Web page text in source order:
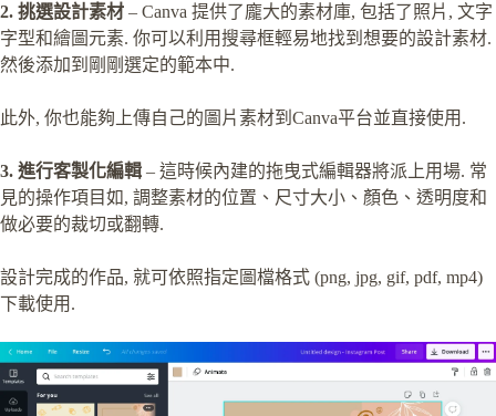
2. 挑選設計素材 – Canva 提供了龐大的素材庫, 包括了照片, 文字
字型和繪圖元素. 你可以利用搜尋框輕易地找到想要的設計素材.
然後添加到剛剛選定的範本中.
此外, 你也能夠上傳自己的圖片素材到Canva平台並直接使用.
3. 進行客製化編輯 – 這時候內建的拖曳式編輯器將派上用場. 常
見的操作項目如, 調整素材的位置、尺寸大小、顏色、透明度和
做必要的裁切或翻轉.
設計完成的作品, 就可依照指定圖檔格式 (png, jpg, gif, pdf, mp4)
下載使用.